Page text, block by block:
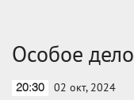
Особое дело
20:30 02 окт, 2024